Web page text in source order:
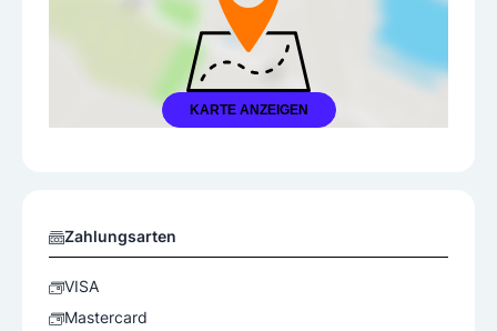
KARTE ANZEIGEN
Zahlungsarten
VISA
Mastercard